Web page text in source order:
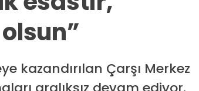
kazandırılan Çarşı Merkez